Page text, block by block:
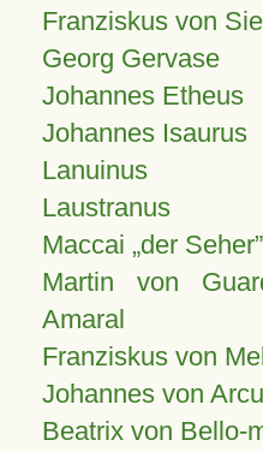
Franziskus von
Georg Gervase
Johannes Etheus
Johannes Isaurus
Lanuinus
Laustranus
Maccai „der Seher”
Martin von
Amaral
Franziskus von
Johannes von Arcu
Beatrix von Bello-